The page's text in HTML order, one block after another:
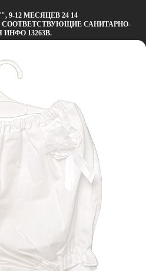
12 МЕСЯЦЕВ 24 14
САНИТАРНО-
13263B.